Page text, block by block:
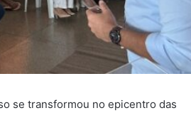
se transformou no epicentro das